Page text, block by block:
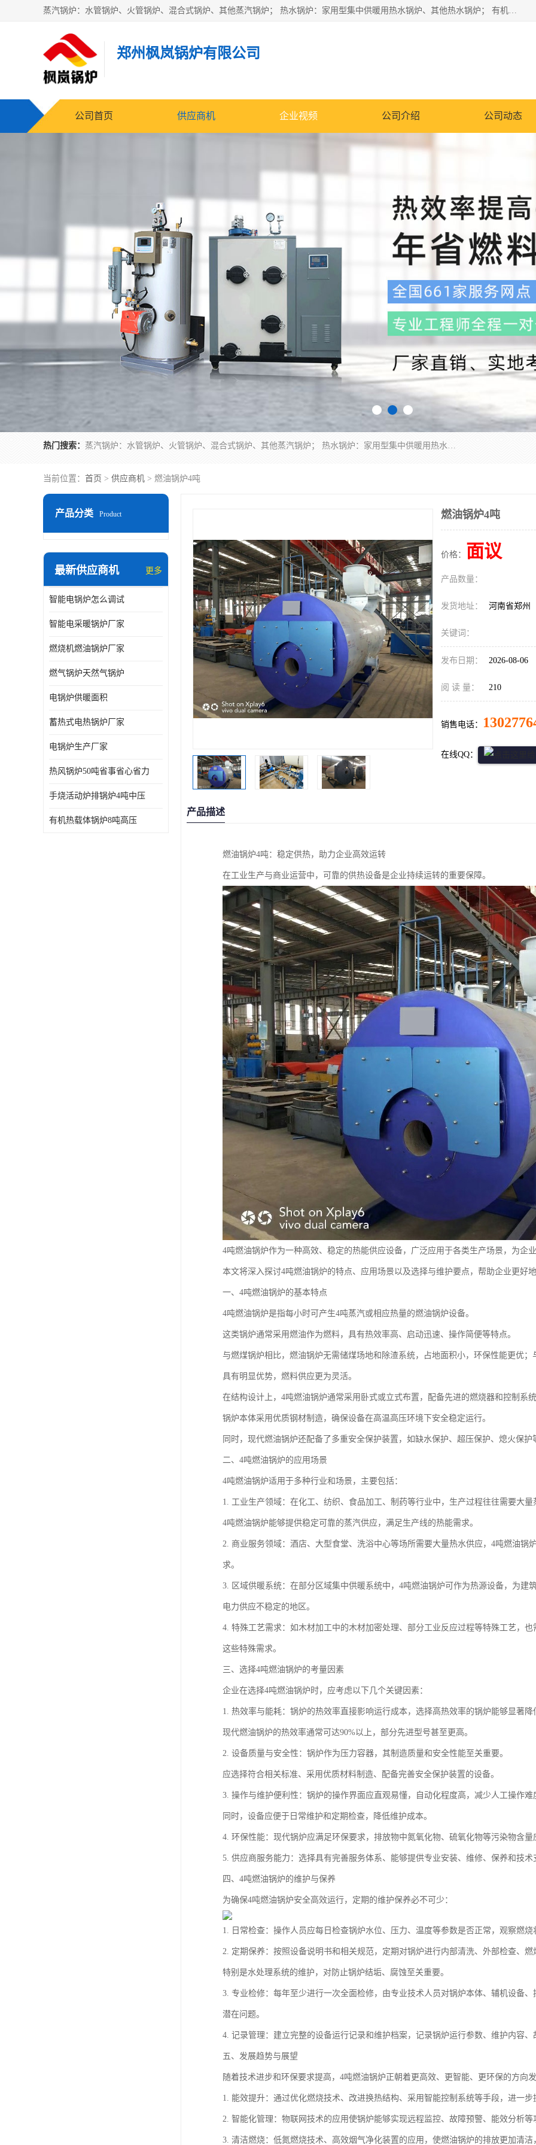
蒸汽锅炉：水管锅炉、火管锅炉、混合式锅炉、其他蒸汽锅炉； 热水锅炉：家用型集中供暖用热水锅炉、其他热水锅炉； 有机热载体锅炉； 船用蒸汽锅炉； （锅炉用辅助设备及装置）蒸汽冷凝器：表面冷凝器、混合式冷凝器、空冷式冷凝器、其他蒸汽冷凝器； 锅炉用辅助设备：节热器、蒸汽收集器、蓄能器、烟垢清除器、气体回收器、泥渣刮除器、空气预热器、其他锅炉用辅助设备；
郑州枫岚锅炉有限公司
公司首页 供应商机 企业视频 公司介绍 公司动态
热门搜索： 蒸汽锅炉：水管锅炉、火管锅炉、混合式锅炉、其他蒸汽锅炉； 热水锅炉：家用型集中供暖用热水锅炉、其他热水锅炉； 有机热载体锅炉； 船用蒸汽锅炉； （锅炉用辅助设备及装置）蒸汽冷凝器：表面冷凝器、混合式冷凝器、空冷式冷凝器、其他蒸汽冷凝器； 锅炉用辅助设备：节热器、蒸汽收集器、蓄能器、烟垢清除器、气体回收器、泥渣刮除器、空气预热器、其他锅炉用辅助设备；
当前位置： 首页 > 供应商机 > 燃油锅炉4吨
产品分类 Product
最新供应商机 更多
智能电锅炉怎么调试
智能电采暖锅炉厂家
燃烧机燃油锅炉厂家
燃气锅炉天然气锅炉
电锅炉供暖面积
蓄热式电热锅炉厂家
电锅炉生产厂家
热风锅炉50吨省事省心省力
手烧活动炉排锅炉4吨中压
有机热载体锅炉8吨高压
燃油锅炉4吨
价格： 面议
产品数量：
发货地址： 河南省郑州
关键词：
发布日期： 2026-08-06
阅 读 量： 210
销售电话：
在线QQ：
产品描述
燃油锅炉4吨：稳定供热，助力企业高效运转
在工业生产与商业运营中，可靠的供热设备是企业持续运转的重要保障。
4吨燃油锅炉作为一种高效、稳定的热能供应设备，广泛应用于各类生产场景，为企
本文将深入探讨4吨燃油锅炉的特点、应用场景以及选择与维护要点，帮助企业更好
一、4吨燃油锅炉的基本特点
4吨燃油锅炉是指每小时可产生4吨蒸汽或相应热量的燃油锅炉设备。
这类锅炉通常采用燃油作为燃料，具有热效率高、启动迅速、操作简便等特点。
与燃煤锅炉相比，燃油锅炉无需储煤场地和除渣系统，占地面积小，环保性能更优
具有明显优势，燃料供应更为灵活。
在结构设计上，4吨燃油锅炉通常采用卧式或立式布置，配备先进的燃烧器和控制系
锅炉本体采用优质钢材制造，确保设备在高温高压环境下安全稳定运行。
同时，现代燃油锅炉还配备了多重安全保护装置，如缺水保护、超压保护、熄火保
二、4吨燃油锅炉的应用场景
4吨燃油锅炉适用于多种行业和场景，主要包括：
1. 工业生产领域：在化工、纺织、食品加工、制药等行业中，生产过程往往需要大
4吨燃油锅炉能够提供稳定可靠的蒸汽供应，满足生产线的热能需求。
2. 商业服务领域：酒店、大型食堂、洗浴中心等场所需要大量热水供应，4吨燃油锅
求。
3. 区域供暖系统：在部分区域集中供暖系统中，4吨燃油锅炉可作为热源设备，为建
电力供应不稳定的地区。
4. 特殊工艺需求：如木材加工中的木材加密处理、部分工业反应过程等特殊工艺，
这些特殊需求。
三、选择4吨燃油锅炉的考量因素
企业在选择4吨燃油锅炉时，应考虑以下几个关键因素：
1. 热效率与能耗：锅炉的热效率直接影响运行成本，选择高热效率的锅炉能够显著降
现代燃油锅炉的热效率通常可达90%以上，部分先进型号甚至更高。
2. 设备质量与安全性：锅炉作为压力容器，其制造质量和安全性能至关重要。
应选择符合相关标准、采用优质材料制造、配备完善安全保护装置的设备。
3. 操作与维护便利性：锅炉的操作界面应直观易懂，自动化程度高，减少人工操作难
同时，设备应便于日常维护和定期检查，降低维护成本。
4. 环保性能：现代锅炉应满足环保要求，排放物中氮氧化物、硫氧化物等污染物含
5. 供应商服务能力：选择具有完善服务体系、能够提供专业安装、维修、保养和技
四、4吨燃油锅炉的维护与保养
为确保4吨燃油锅炉安全高效运行，定期的维护保养必不可少：
1. 日常检查：操作人员应每日检查锅炉水位、压力、温度等参数是否正常，观察燃
2. 定期保养：按照设备说明书和相关规范，定期对锅炉进行内部清洗、外部检查、燃
特别是水处理系统的维护，对防止锅炉结垢、腐蚀至关重要。
3. 专业检修：每年至少进行一次全面检修，由专业技术人员对锅炉本体、辅机设备
潜在问题。
4. 记录管理：建立完整的设备运行记录和维护档案，记录锅炉运行参数、维护内容
五、发展趋势与展望
随着技术进步和环保要求提高，4吨燃油锅炉正朝着更高效、更智能、更环保的方向
1. 能效提升：通过优化燃烧技术、改进换热结构、采用智能控制系统等手段，进一
2. 智能化管理：物联网技术的应用使锅炉能够实现远程监控、故障预警、能效分析
3. 清洁燃烧：低氮燃烧技术、高效烟气净化装置的应用，使燃油锅炉的排放更加清